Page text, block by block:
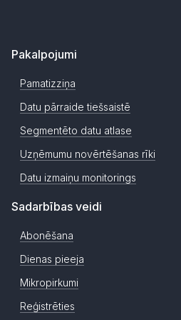
Pakalpojumi
Pamatizziņa
Datu pārraide tiešsaistē
Segmentēto datu atlase
Uzņēmumu novērtēšanas rīki
Datu izmaiņu monitorings
Sadarbības veidi
Abonēšana
Dienas pieeja
Mikropirkumi
Reģistrēties